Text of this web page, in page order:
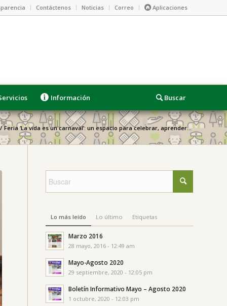
Contáctenos Noticias Correo Aplicaciones
Información
/ Feria ‘La vida es un carnaval’: un espacio para celebrar, aprender...
Lo más leído Lo último Etiquetas
Marzo 2016
28 mayo, 2016 - 12:49 am
Mayo-Agosto 2020
29 septiembre, 2020 - 12:05 pm
Boletín Informativo Mayo – Agosto 2020
1 octubre, 2020 - 12:03 pm